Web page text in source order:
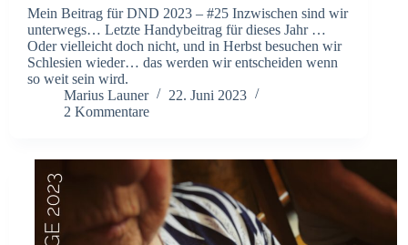
Mein Beitrag für DND 2023 – #25 Inzwischen sind wir
unterwegs… Letzte Handybeitrag für dieses Jahr …
Oder vielleicht doch nicht, und in Herbst besuchen wir
Schlesien wieder… das werden wir entscheiden wenn
so weit sein wird.
Marius Launer
22. Juni 2023
2 Kommentare